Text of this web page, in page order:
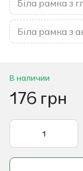
Біла рамка з
Біла рамка з
В наличии
176 грн